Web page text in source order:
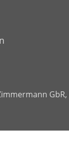
GbR,